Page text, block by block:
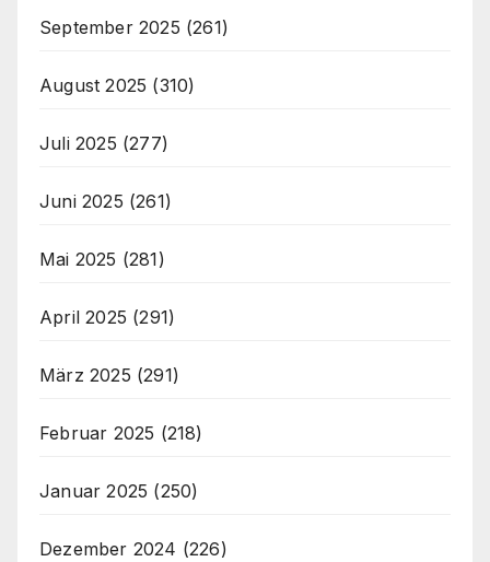
September 2025 (261)
August 2025 (310)
Juli 2025 (277)
Juni 2025 (261)
Mai 2025 (281)
April 2025 (291)
März 2025 (291)
Februar 2025 (218)
Januar 2025 (250)
Dezember 2024 (226)